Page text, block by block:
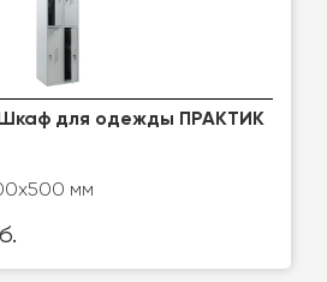
Шкаф для одежды ПРАКТИК
мм